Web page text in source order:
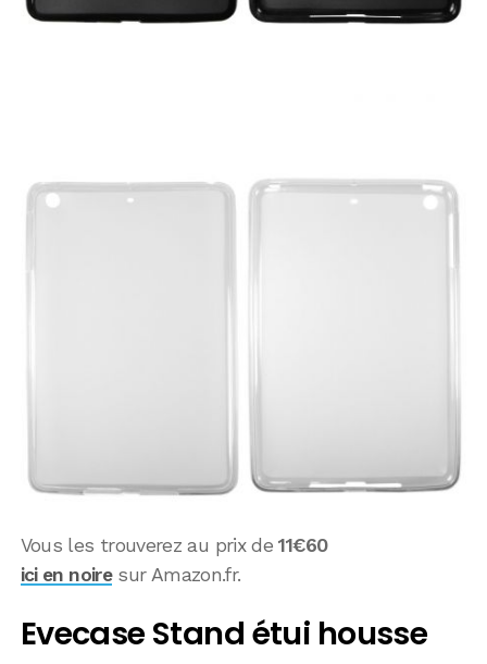
Vous les trouverez au prix de11€60
ici en noiresur Amazon.fr.
Evecase Stand étui housse